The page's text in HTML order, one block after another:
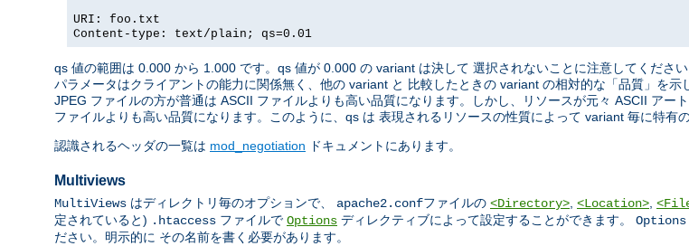
URI: foo.txt
Content-type: text/plain; qs=0.01
qs 値の範囲は 0.000 から 1.000 です。qs 値が 0.000 の variant は決して 選択されないことに注意してくださ
パラメータはクライアントの能力に関係無く、他の variant と 比較したときの variant の相対的な「品質」を
JPEG ファイルの方が普通は ASCII ファイルよりも高い品質になります。しかし、リソースが元々 ASCII アー
ファイルよりも高い品質になります。このように、qs は 表現されるリソースの性質によって variant 毎に特有の
認識されるヘッダの一覧は mod_negotiation ドキュメントにあります。
Multiviews
MultiViews はディレクトリ毎のオプションで、 apache2.confファイルの <Directory>, <Location>,
定されていると) .htaccess ファイルで Options ディレクティブによって設定することができます。
ださい。明示的に その名前を書く必要があります。